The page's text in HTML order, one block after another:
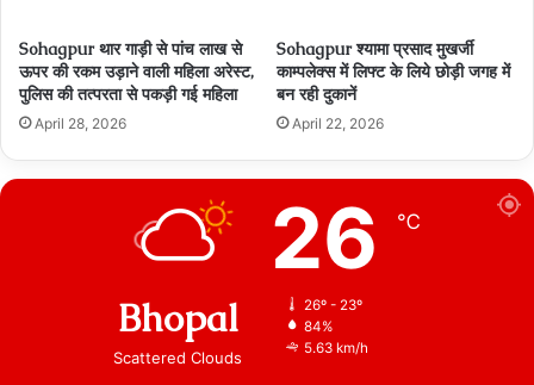
Sohagpur थार गाड़ी से पांच लाख से
ऊपर की रकम उड़ाने वाली महिला अरेस्ट,
पुलिस की तत्परता से पकड़ी गई महिला
April 28, 2026
Sohagpur श्यामा प्रसाद मुखर्जी
काम्पलेक्स में लिफ्ट के लिये छोड़ी जगह में
बन रही दुकानें
April 22, 2026
Bhopal
Scattered Clouds
26 ℃
26º - 23º
84%
5.63 km/h